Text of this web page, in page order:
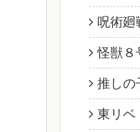
呪術廻
怪獣８
推しの
東リベ